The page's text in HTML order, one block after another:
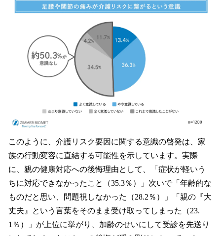
このように、介護リスク要因に関する意識の啓発は、家
族の行動変容に直結する可能性を示しています。実際
に、親の健康対応への後悔理由として、「症状が軽いう
ちに対応できなかったこと（35.3％）」次いで「年齢的な
ものだと思い、問題視しなかった（28.2％）」「親の『大
丈夫』という言葉をそのまま受け取ってしまった（23.
1％）」が上位に挙がり、加齢のせいにして受診を先送り